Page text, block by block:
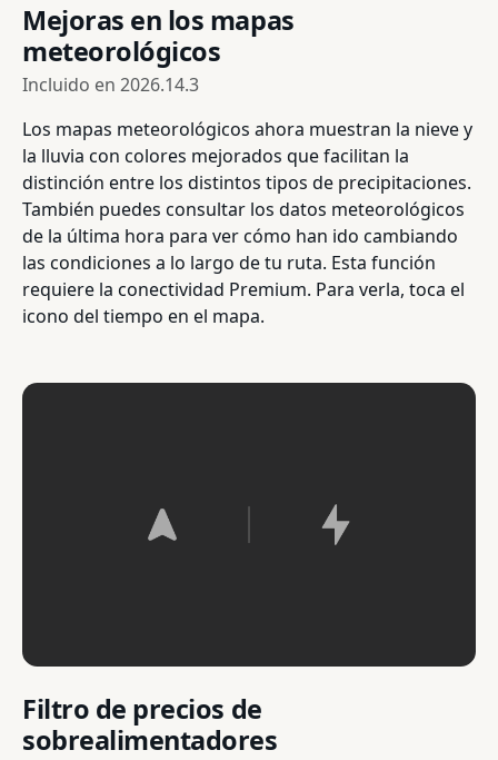
Mejoras en los mapas
meteorológicos
Incluido en 2026.14.3
Los mapas meteorológicos ahora muestran la nieve y
la lluvia con colores mejorados que facilitan la
distinción entre los distintos tipos de precipitaciones.
También puedes consultar los datos meteorológicos
de la última hora para ver cómo han ido cambiando
las condiciones a lo largo de tu ruta. Esta función
requiere la conectividad Premium. Para verla, toca el
icono del tiempo en el mapa.
Filtro de precios de
sobrealimentadores